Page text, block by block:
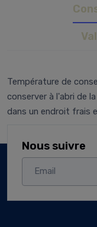
Température de
conserver à l'abri de
dans un endroit frais
Nous suivre